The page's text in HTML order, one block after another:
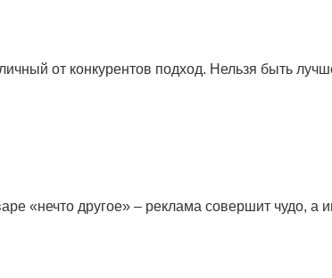
от конкурентов подход. Нельзя быть
«нечто другое» – реклама совершит чудо, а